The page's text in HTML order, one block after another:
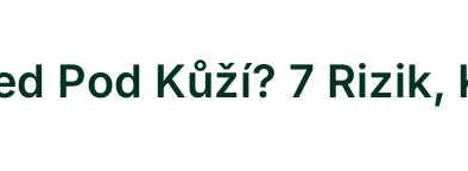
Pod Kůží? 7 Rizik,